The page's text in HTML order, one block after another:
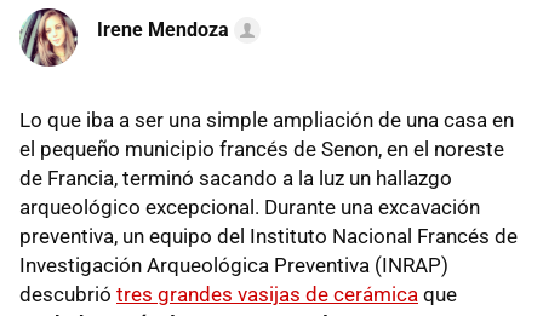
Irene Mendoza
Lo que iba a ser una simple ampliación de una casa en
el pequeño municipio francés de Senon, en el noreste
de Francia, terminó sacando a la luz un hallazgo
arqueológico excepcional. Durante una excavación
preventiva, un equipo del Instituto Nacional Francés de
Investigación Arqueológica Preventiva (INRAP)
descubrió tres grandes vasijas de cerámica que